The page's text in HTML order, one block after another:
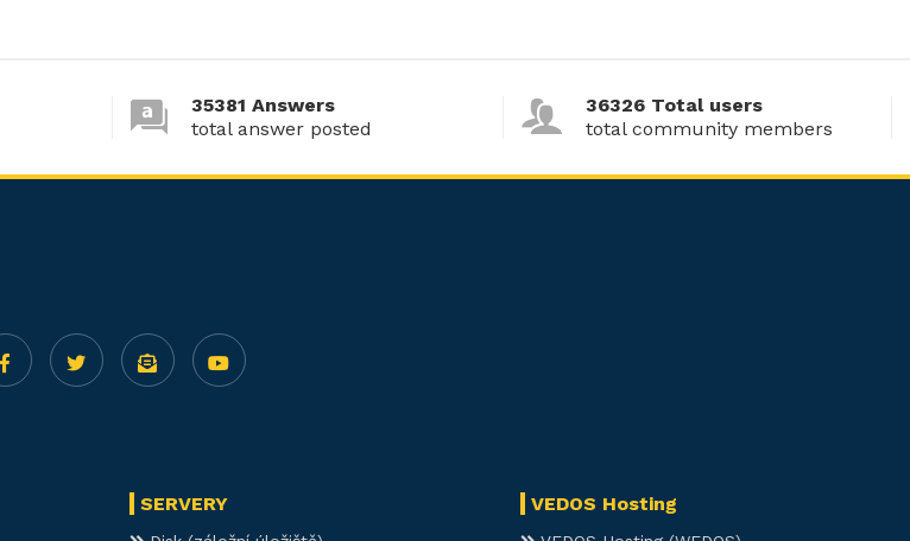
35381 Answers
total answer posted
36326 Total users
total community members
SERVERY VEDOS Hosting